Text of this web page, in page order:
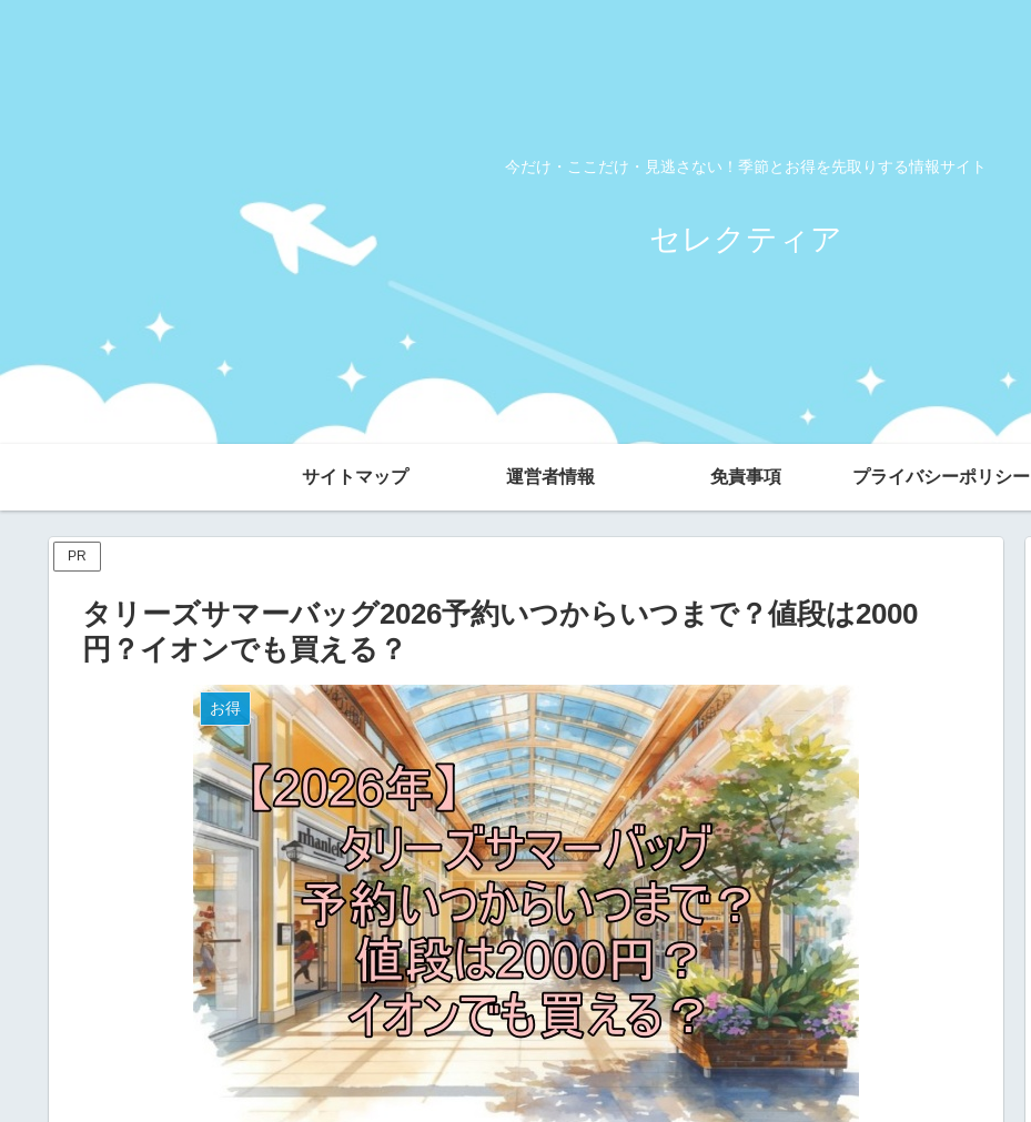
今だけ・ここだけ・見逃さない！季節とお得を先取りする情報サイト
セレクティア
サイトマップ 運営者情報 免責事項 プライバシーポリシー
PR
タリーズサマーバッグ2026予約いつからいつまで？値段は2000
円？イオンでも買える？
お得